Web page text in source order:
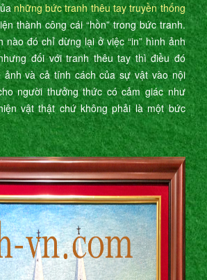
những bức tranh thêu tay truyền thống
thành công cái “hồn” trong bức tranh.
nào đó chỉ dừng lại ở việc “in” hình ảnh
đối với tranh thêu tay thì điều đó
và cả tính cách của sự vật vào nội
người thưởng thức có cảm giác như
vật thật chứ không phải là một bức